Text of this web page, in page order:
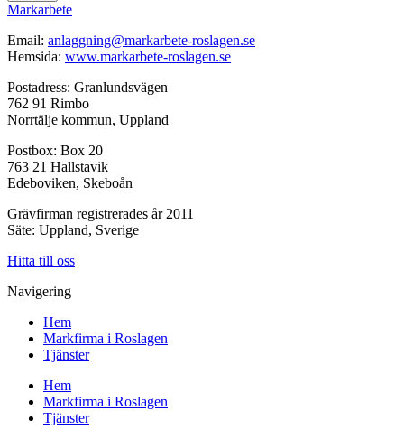
Markarbete
Email: anlaggning@markarbete-roslagen.se
Hemsida: www.markarbete-roslagen.se
Postadress: Granlundsvägen
762 91 Rimbo
Norrtälje kommun, Uppland
Postbox: Box 20
763 21 Hallstavik
Edeboviken, Skeboån
Grävfirman registrerades år 2011
Säte: Uppland, Sverige
Hitta till oss
Navigering
Hem
Markfirma i Roslagen
Tjänster
Hem
Markfirma i Roslagen
Tjänster